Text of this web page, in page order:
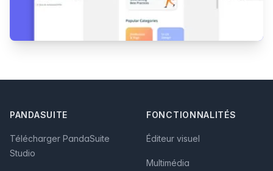
PANDASUITE
Télécharger PandaSuite
Studio
FONCTIONNALITÉS
Éditeur visuel
Multimédia